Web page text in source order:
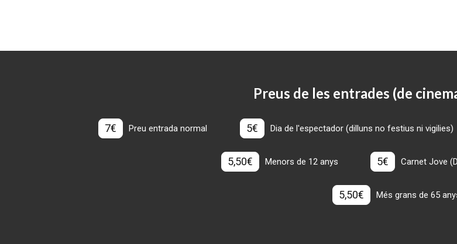
Preus de les entrades (de
7€ Preu entrada normal 5€ Dia de l'espectador (dilluns no festius ni vigilies)
5,50€ Menors de 12 anys 5€ Carnet Jove
5,50€ Més grans de 65